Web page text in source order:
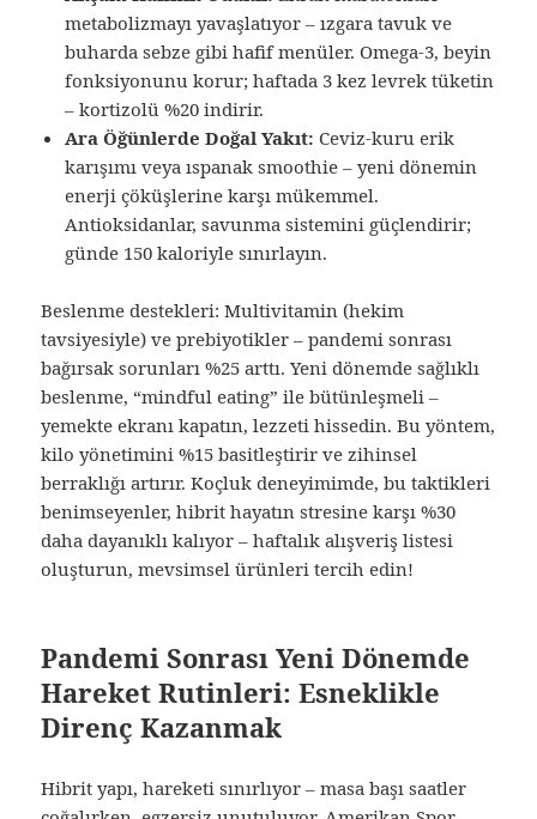
metabolizmayı yavaşlatıyor – ızgara tavuk ve
buharda sebze gibi hafif menüler. Omega-3, beyin
fonksiyonunu korur; haftada 3 kez levrek tüketin
– kortizolü %20 indirir.
Ara Öğünlerde Doğal Yakıt: Ceviz-kuru erik
karışımı veya ıspanak smoothie – yeni dönemin
enerji çöküşlerine karşı mükemmel.
Antioksidanlar, savunma sistemini güçlendirir;
günde 150 kaloriyle sınırlayın.
Beslenme destekleri: Multivitamin (hekim
tavsiyesiyle) ve prebiyotikler – pandemi sonrası
bağırsak sorunları %25 arttı. Yeni dönemde sağlıklı
beslenme, “mindful eating” ile bütünleşmeli –
yemekte ekranı kapatın, lezzeti hissedin. Bu yöntem,
kilo yönetimini %15 basitleştirir ve zihinsel
berraklığı artırır. Koçluk deneyimimde, bu taktikleri
benimseyenler, hibrit hayatın stresine karşı %30
daha dayanıklı kalıyor – haftalık alışveriş listesi
oluşturun, mevsimsel ürünleri tercih edin!
Pandemi Sonrası Yeni Dönemde
Hareket Rutinleri: Esneklikle
Direnç Kazanmak
Hibrit yapı, hareketi sınırlıyor – masa başı saatler